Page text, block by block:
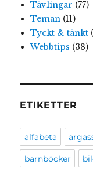
Tävlingar (77)
Teman (11)
Tyckt & tänkt
Webbtips (38)
ETIKETTER
alfabeta
barnböcker